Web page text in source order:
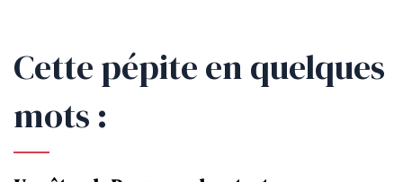
Cette pépite en quelques
mots :